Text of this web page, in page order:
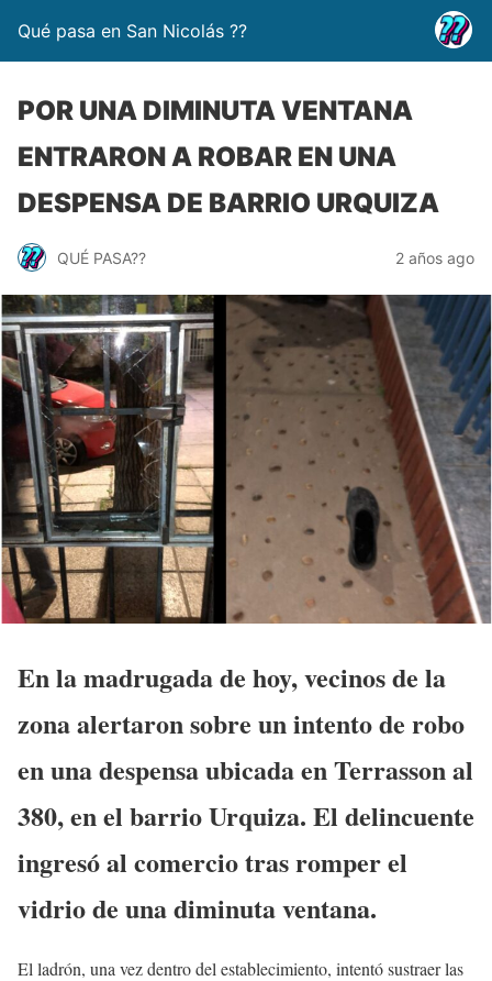
Qué pasa en San Nicolás ??
POR UNA DIMINUTA VENTANA
ENTRARON A ROBAR EN UNA
DESPENSA DE BARRIO URQUIZA
QUÉ PASA?? 2 años ago
En la madrugada de hoy, vecinos de la
zona alertaron sobre un intento de robo
en una despensa ubicada en Terrasson al
380, en el barrio Urquiza. El delincuente
ingresó al comercio tras romper el
vidrio de una diminuta ventana.
El ladrón, una vez dentro del establecimiento, intentó sustraer las